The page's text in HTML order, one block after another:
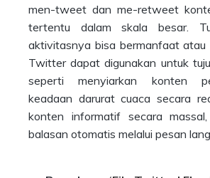
men-tweet dan me-retweet
tertentu dalam skala besar.
aktivitasnya bisa bermanfaat atau
Twitter dapat digunakan untuk
seperti menyiarkan konten
keadaan darurat cuaca secara
konten informatif secara
balasan otomatis melalui pesan